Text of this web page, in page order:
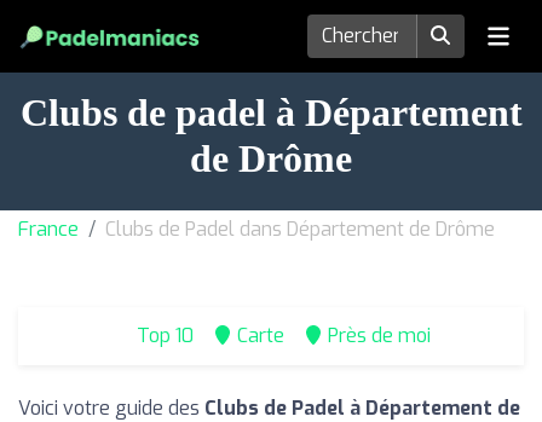
Clubs de padel à Département
de Drôme
France Clubs de Padel dans Département de Drôme
Top 10 Carte Près de moi
Voici votre guide des Clubs de Padel à Département de